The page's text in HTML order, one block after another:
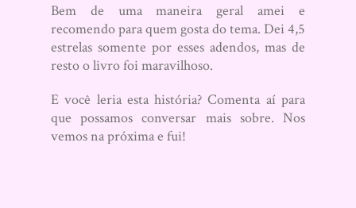
Bem de uma maneira geral amei e
recomendo para quem gosta do tema. Dei 4,5
estrelas somente por esses adendos, mas de
resto o livro foi maravilhoso.
E você leria esta história? Comenta aí para
que possamos conversar mais sobre. Nos
vemos na próxima e fui!